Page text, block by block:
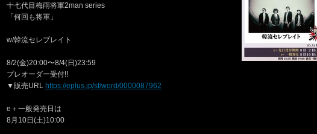
十七代目梅雨将軍2man series
「何回も将軍」
w/韓流セレブレイト
8/2(金)20:00〜8/4(日)23:59
プレオーダー受付!!
▼販売URL https://eplus.jp/sf/word/0000087962
e＋一般発売日は
8月10日(土)10:00